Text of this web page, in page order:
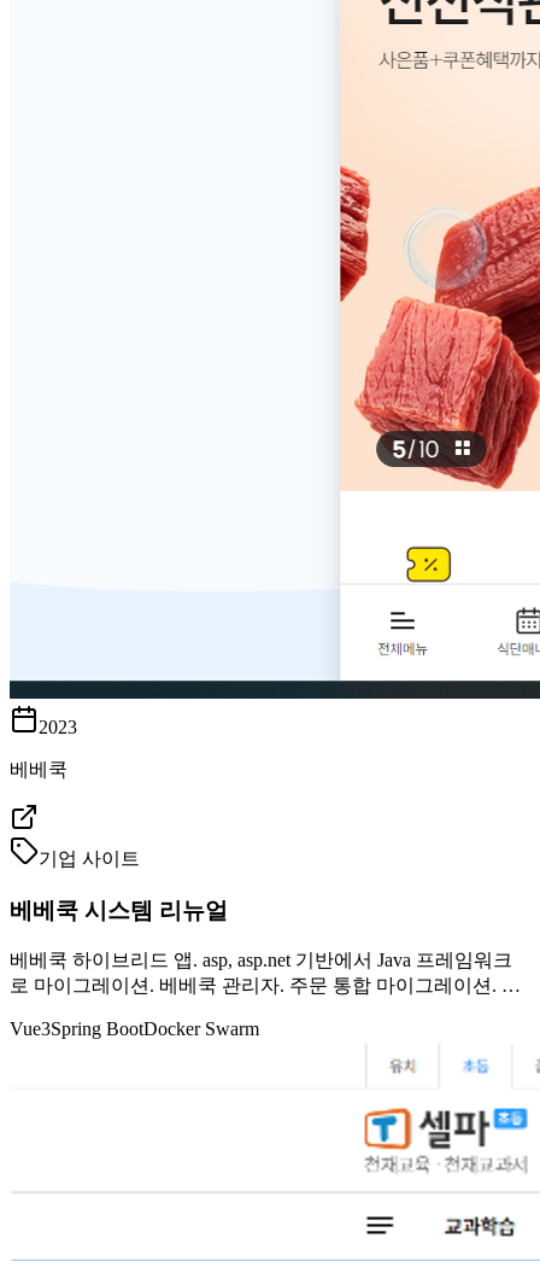
2023
베베쿡
기업 사이트
베베쿡 시스템 리뉴얼
베베쿡 하이브리드 앱. asp, asp.net 기반에서 Java 프레임워크
로 마이그레이션. 베베쿡 관리자. 주문 통합 마이그레이션. 생
Vue3Spring BootDocker Swarm